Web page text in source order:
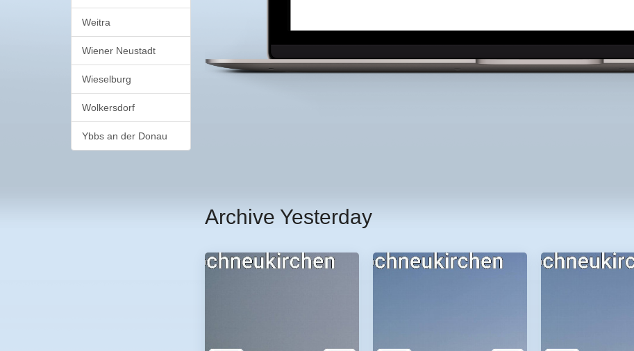
Weitra
Wiener Neustadt
Wieselburg
Wolkersdorf
Ybbs an der Donau
Archive Yesterday